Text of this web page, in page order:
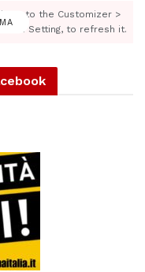
Go to the Customizer >
Setting, to refresh it.